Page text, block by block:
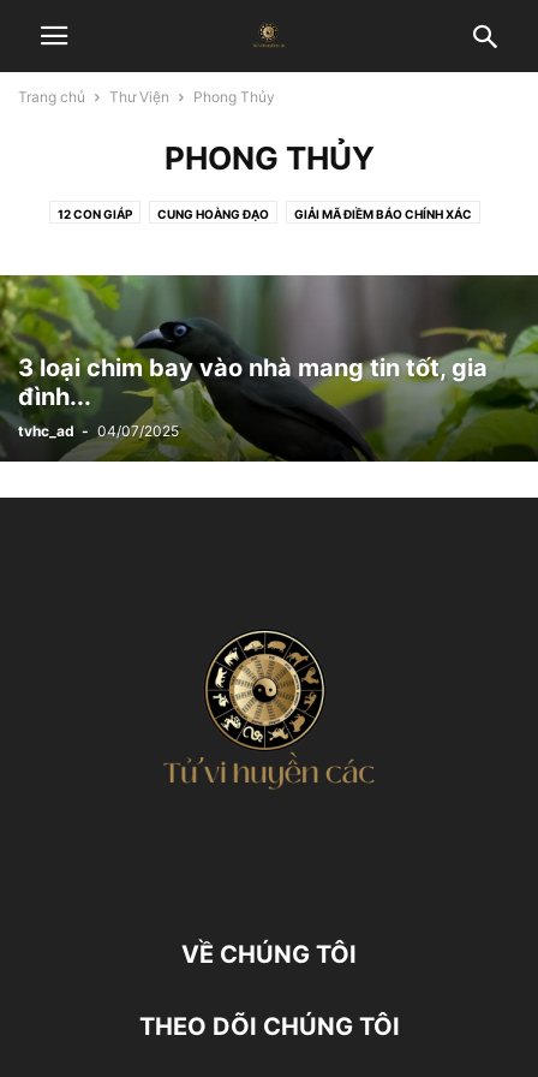
Trang chủ Thư Viện Phong Thủy
PHONG THỦY
12 CON GIÁP CUNG HOÀNG ĐẠO GIẢI MÃ ĐIỀM BÁO CHÍNH XÁC
Ý NGHĨA 78 LÁ BÀI TAROT ĐẦY ĐỦ VÀ CHÍNH XÁC NHẤT
3 loại chim bay vào nhà mang tin tốt, gia
đình...
tvhc_ad - 04/07/2025
VỀ CHÚNG TÔI
THEO DÕI CHÚNG TÔI